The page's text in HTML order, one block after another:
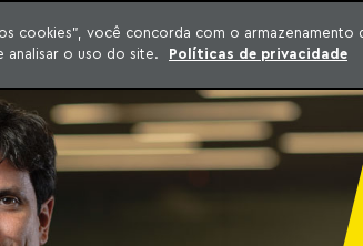
QUEM SOMOS ÁREAS DE
cookies”, você concorda com o armazenamento
analisar o uso do site.
Políticas de privacidade